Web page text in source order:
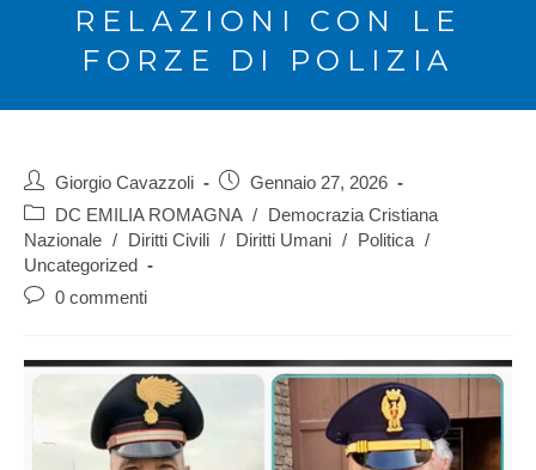
RELAZIONI CON LE
FORZE DI POLIZIA
Giorgio Cavazzoli
Gennaio 27, 2026
DC EMILIA ROMAGNA /
Democrazia Cristiana
Nazionale / Diritti Civili / Diritti Umani / Politica /
Uncategorized
0 commenti